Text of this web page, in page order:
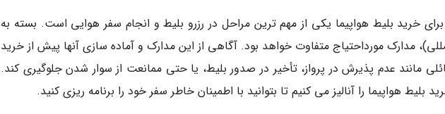
برای خرید بلیط هواپیما یکی از مهم ترین مراحل در رزرو بلیط و انجام سفر هوایی است. بسته به
مدارک مورداحتیاج متفاوت خواهد بود. آگاهی از این مدارک و آماده سازی آنها پیش از خرید
مانند عدم پذیرش در پرواز، تأخیر در صدور بلیط، یا حتی ممانعت از سوار شدن جلوگیری کند.
بلیط هواپیما را آنالیز می کنیم تا بتوانید با اطمینان خاطر سفر خود را برنامه ریزی کنید.